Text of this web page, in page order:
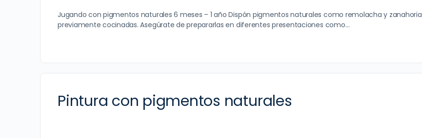
Jugando con pigmentos naturales 6 meses – 1 año Dispón pigmentos naturales como remolacha y zanahoria
previamente cocinadas. Asegúrate de prepararlas en diferentes presentaciones como…
Pintura con pigmentos naturales